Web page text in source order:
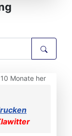
Monate her